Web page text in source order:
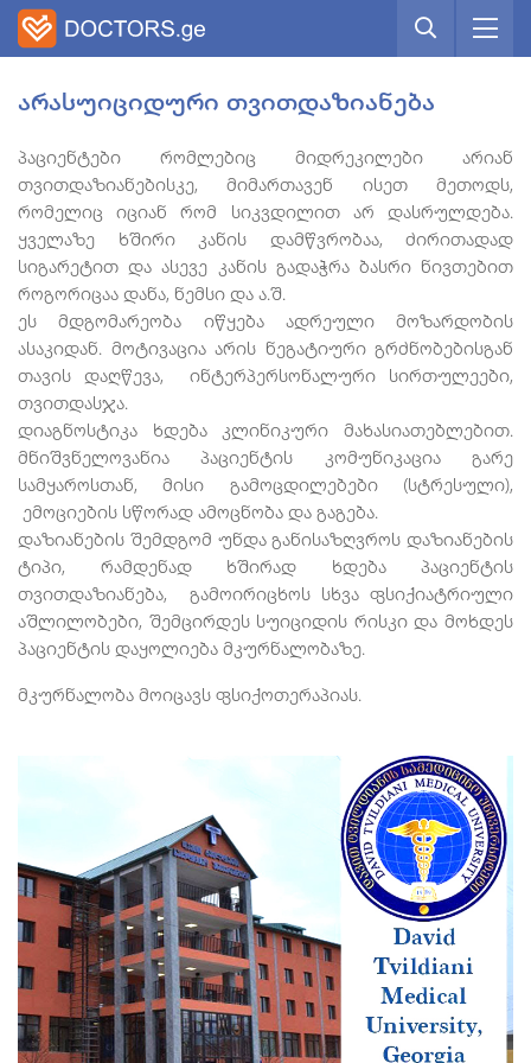
არასუიციდური თვითდაზიანება
პაციენტები რომლებიც მიდრეკილები არიან
თვითდაზიანებისკე, მიმართავენ ისეთ მეთოდს,
რომელიც იციან რომ სიკვდილით არ დასრულდება.
ყველაზე ხშირი კანის დამწვრობაა, ძირითადად
სიგარეტით და ასევე კანის გადაჭრა ბასრი ნივთებით
როგორიცაა დანა, ნემსი და ა.შ.
ეს მდგომარეობა იწყება ადრეული მოზარდობის
ასაკიდან. მოტივაცია არის ნეგატიური გრძნობებისგან
თავის დაღწევა, ინტერპერსონალური სირთულეები,
თვითდასჯა.
დიაგნოსტიკა ხდება კლინიკური მახასიათებლებით.
მნიშვნელოვანია პაციენტის კომუნიკაცია გარე
სამყაროსთან, მისი გამოცდილებები (სტრესული),
ემოციების სწორად ამოცნობა და გაგება.
დაზიანების შემდგომ უნდა განისაზღვროს დაზიანების
ტიპი, რამდენად ხშირად ხდება პაციენტის
თვითდაზიანება, გამოირიცხოს სხვა ფსიქიატრიული
აშლილობები, შემცირდეს სუიციდის რისკი და მოხდეს
პაციენტის დაყოლიება მკურნალობაზე.
მკურნალობა მოიცავს ფსიქოთერაპიას.